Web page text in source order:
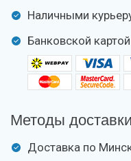
Наличными
Банковской картой
Методы
Доставка по